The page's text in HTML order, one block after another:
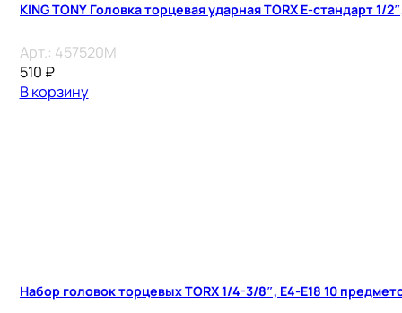
KING TONY Головка торцевая ударная TORX Е-стандарт 1/
Арт.: 457520M
510 ₽
В корзину
Набор головок торцевых TORX 1/4-3/8″, E4-E18 10